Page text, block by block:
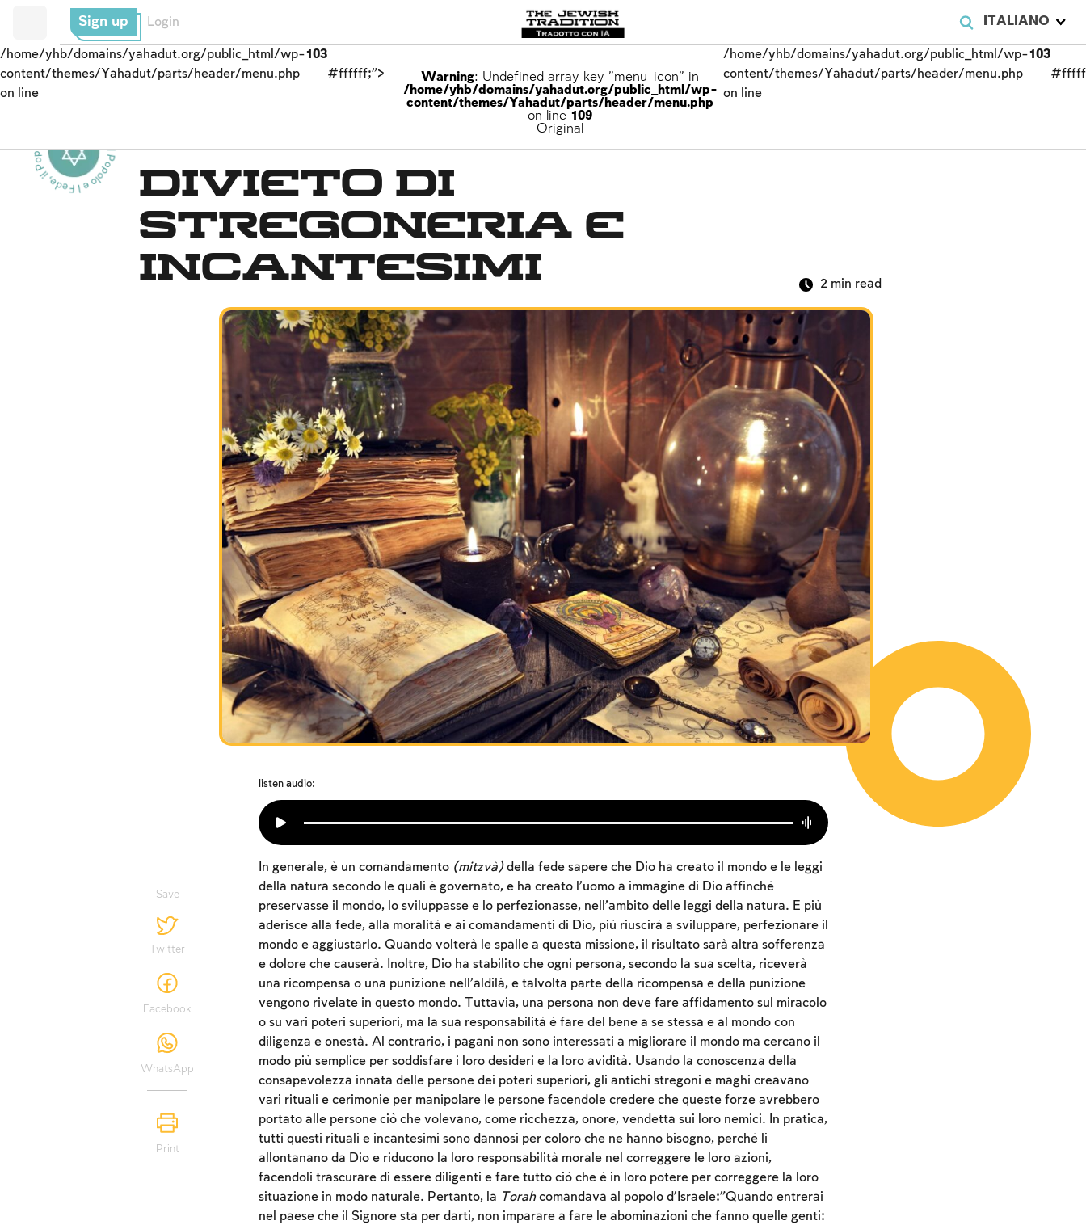
ITALIANO
Sign up Login
/home/yhb/domains/yahadut.org/public_html/wp-
content/themes/Yahadut/parts/header/menu.php
on line
103
#ffffff;">
Warning: Undefined array key "menu_icon" in
/home/yhb/domains/yahadut.org/public_html/wp-
content/themes/Yahadut/parts/header/menu.php
on line 109
Original
/home/yhb/domains/yahadut.org/public_html/wp-
content/themes/Yahadut/parts/header/menu.php
on line
103
Fede, il Popolo e la Terra - Fede, il Popolo e la Terra -- Divieto di
stregoneria e
incantesimi
2 min read
listen audio:
Save
Twitter
Facebook
WhatsApp
Print
In generale, è un comandamento (mitzvà)della fede sapere che Dio ha creato il mondo e le leggi
della natura secondo le quali è governato, e ha creato l’uomo a immagine di Dio affinché
preservasse il mondo, lo sviluppasse e lo perfezionasse, nell’ambito delle leggi della natura. E più
aderisce alla fede, alla moralità e ai comandamenti di Dio, più riuscirà a sviluppare, perfezionare il
mondo e aggiustarlo. Quando volterà le spalle a questa missione, il risultato sarà altra sofferenza
e dolore che causerà. Inoltre, Dio ha stabilito che ogni persona, secondo la sua scelta, riceverà
una ricompensa o una punizione nell’aldilà, e talvolta parte della ricompensa e della punizione
vengono rivelate in questo mondo. Tuttavia, una persona non deve fare affidamento sul miracolo
o su vari poteri superiori, ma la sua responsabilità è fare del bene a se stessa e al mondo con
diligenza e onestà. Al contrario, i pagani non sono interessati a migliorare il mondo ma cercano il
modo più semplice per soddisfare i loro desideri e la loro avidità. Usando la conoscenza della
consapevolezza innata delle persone dei poteri superiori, gli antichi stregoni e maghi creavano
vari rituali e cerimonie per manipolare le persone facendole credere che queste forze avrebbero
portato alle persone ciò che volevano, come ricchezza, onore, vendetta sui loro nemici. In pratica,
tutti questi rituali e incantesimi sono dannosi per coloro che ne hanno bisogno, perché li
allontanano da Dio e riducono la loro responsabilità morale nel correggere le loro azioni,
facendoli trascurare di essere diligenti e fare tutto ciò che è in loro potere per correggere la loro
situazione in modo naturale. Pertanto, la Torahcomandava al popolo d’Israele:”Quando entrerai
nel paese che il Signore sta per darti, non imparare a fare le abominazioni che fanno quelle genti:
Account required
To mark concepts as learned, you'll need to create
an account or log in.